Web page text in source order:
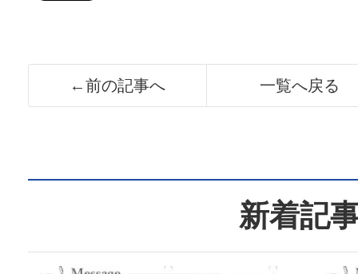
←前の記事へ 一覧へ戻る
新着記